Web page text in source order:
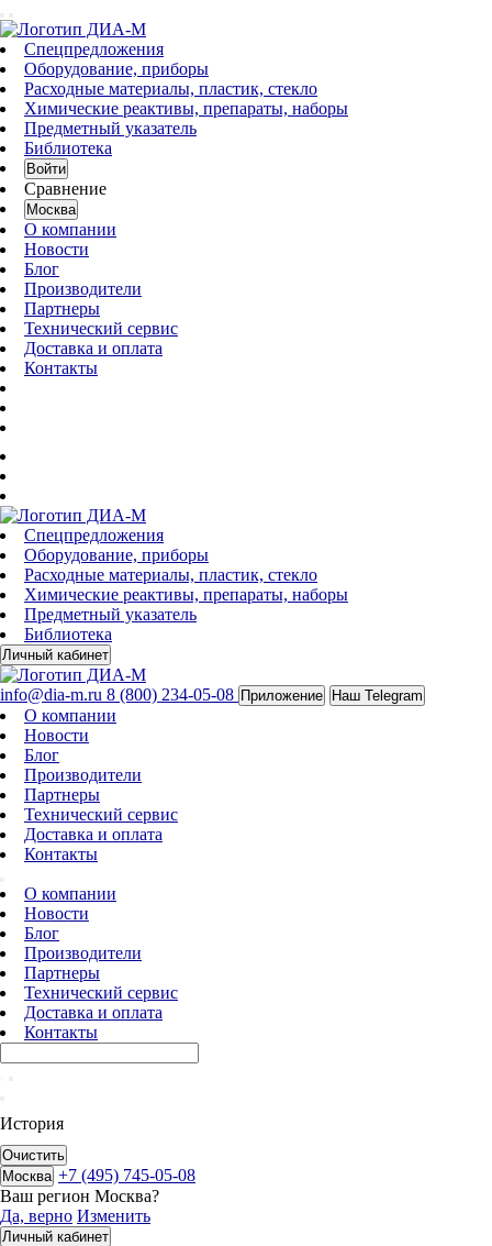
Спецпредложения
Оборудование, приборы
Расходные материалы, пластик, стекло
Химические реактивы, препараты, наборы
Предметный указатель
Библиотека
Войти
Сравнение
Москва
О компании
Новости
Блог
Производители
Партнеры
Технический сервис
Доставка и оплата
Контакты
Спецпредложения
Оборудование, приборы
Расходные материалы, пластик, стекло
Химические реактивы, препараты, наборы
Предметный указатель
Библиотека
Личный кабинет
info@dia-m.ru 8 (800) 234-05-08 Приложение Наш Telegram
О компании
Новости
Блог
Производители
Партнеры
Технический сервис
Доставка и оплата
Контакты
О компании
Новости
Блог
Производители
Партнеры
Технический сервис
Доставка и оплата
Контакты
История
Очистить
Москва +7 (495) 745-05-08
Ваш регион Москва?
Да, верно Изменить
Личный кабинет